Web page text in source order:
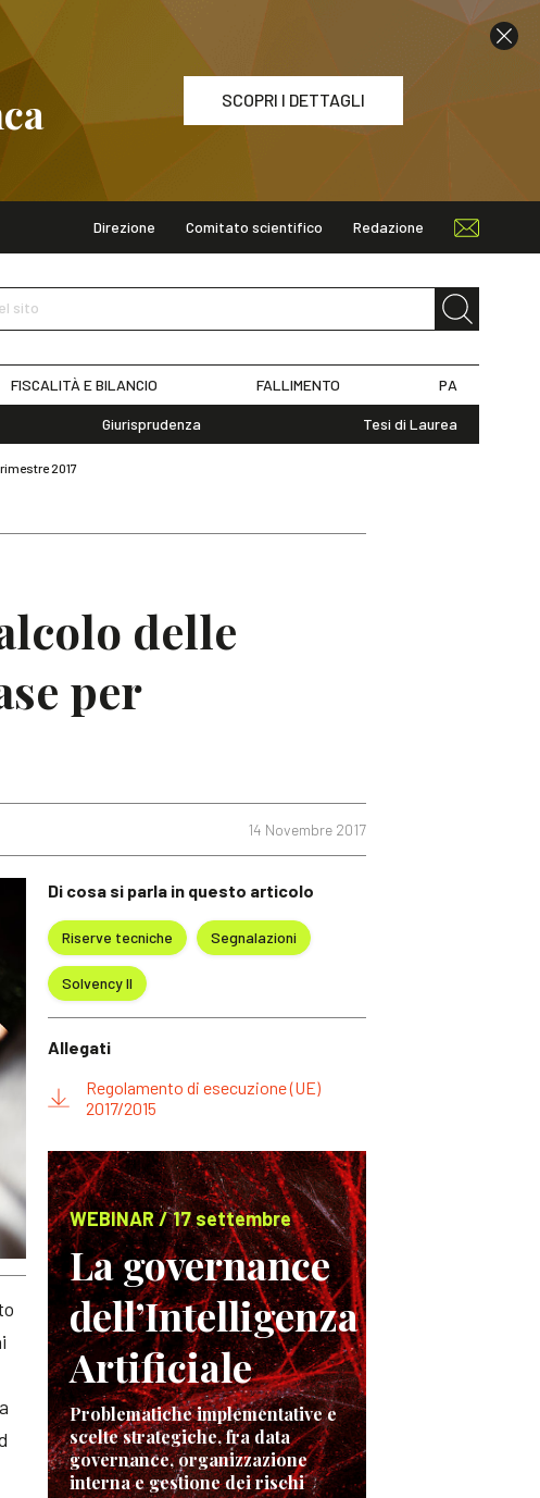
SCOPRI I DETTAGLI
I DETTAGLIDirezione Comitato scientifico Redazione
sito
FISCALITÀ E BILANCIO FALLIMENTO PA
Giurisprudenza Tesi di Laurea
2017
delle
per
14 Novembre 2017
Di cosa si parla in questo articolo
Riserve tecniche Segnalazioni
Solvency II
Allegati
Regolamento di esecuzione (UE)
2017/2015
WEBINAR / 17 settembre
La governance
dell’Intelligenza
Artificiale
Problematiche implementative e
scelte strategiche, fra data
governance, organizzazione
interna e gestione dei rischi